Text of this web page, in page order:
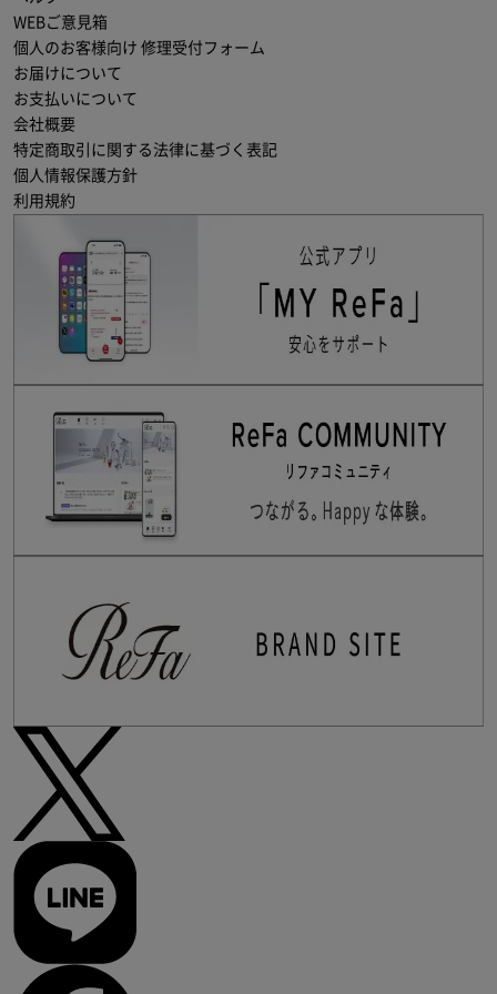
WEBご意見箱
個人のお客様向け 修理受付フォーム
お届けについて
お支払いについて
会社概要
特定商取引に関する法律に基づく表記
個人情報保護方針
利用規約